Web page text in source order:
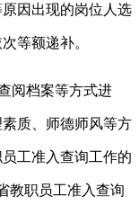
因出现的岗位人选
等额递补。
阅档案等方式进
质、师德师风等方
工准入查询工作的
教职员工准入查询